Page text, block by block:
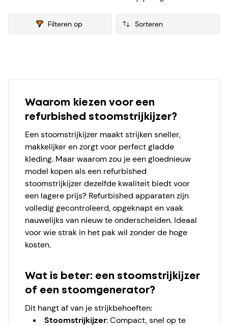
verzamelen we ook consumenten reviews, zodat je een
weloverwogen keuze kunt maken bij je aankoop.
Filteren op
Waarom kiezen voor een
refurbished stoomstrijkijzer?
Een stoomstrijkijzer maakt strijken sneller,
makkelijker en zorgt voor perfect gladde
kleding. Maar waarom zou je een gloednieuw
model kopen als een refurbished
stoomstrijkijzer dezelfde kwaliteit biedt voor
een lagere prijs? Refurbished apparaten zijn
volledig gecontroleerd, opgeknapt en vaak
nauwelijks van nieuw te onderscheiden. Ideaal
voor wie strak in het pak wil zonder de hoge
kosten.
Wat is beter: een stoomstrijkijzer
of een stoomgenerator?
Dit hangt af van je strijkbehoeften:
Stoomstrijkijzer: Compact, snel op te